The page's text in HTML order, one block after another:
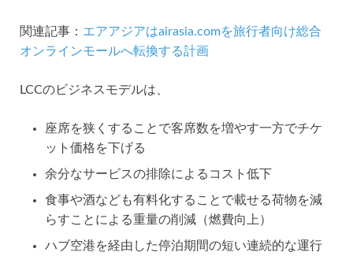
関連記事： エアアジアはairasia.comを旅行者向け総合
オンラインモールへ転換する計画
LCCのビジネスモデルは、
座席を狭くすることで客席数を増やす一方でチケ
ット価格を下げる
余分なサービスの排除によるコスト低下
食事や酒なども有料化することで載せる荷物を減
らすことによる重量の削減（燃費向上）
ハブ空港を経由した停泊期間の短い連続的な運行